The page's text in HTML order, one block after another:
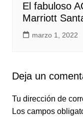
El fabuloso
Marriott
marzo 1, 2022
Deja un
Tu dirección de
Los campos